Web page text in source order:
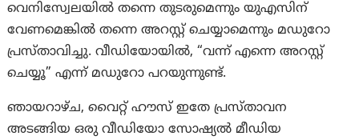
വെനിസ്വേലയിൽ തന്നെ തുടരുമെന്നും യുഎസിന്
വേണമെങ്കിൽ തന്നെ അറസ്റ്റ് ചെയ്യാമെന്നും മഡുറോ
പ്രസ്താവിച്ചു. വീഡിയോയിൽ, “വന്ന് എന്നെ അറസ്റ്റ്
ചെയ്യൂ” എന്ന് മഡുറോ പറയുന്നുണ്ട്.
ഞായറാഴ്ച, വൈറ്റ് ഹൗസ് ഇതേ പ്രസ്താവന
അടങ്ങിയ ഒരു വീഡിയോ സോഷ്യൽ മീഡിയ